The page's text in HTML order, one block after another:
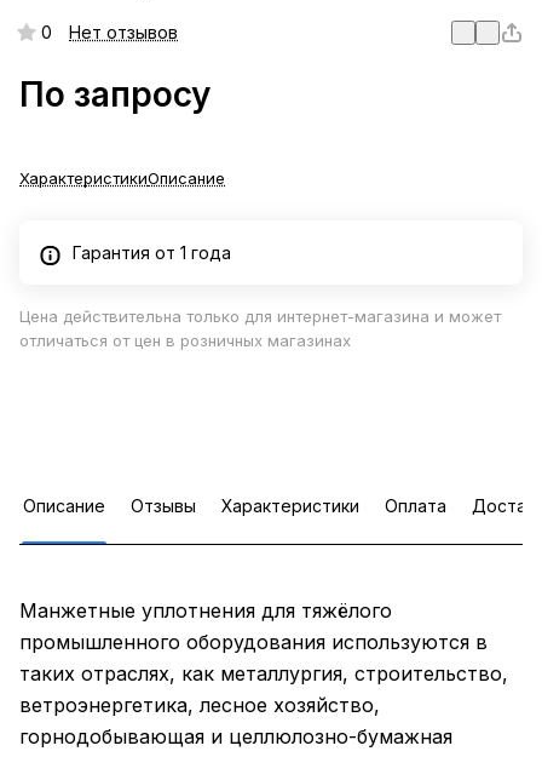
0 Нет отзывов
По запросу
ХарактеристикиОписание
Гарантия от 1 года
Цена действительна только для интернет-магазина и может
отличаться от цен в розничных магазинах
Описание Отзывы Характеристики Оплата
Манжетные уплотнения для тяжёлого
промышленного оборудования используются в
таких отраслях, как металлургия, строительство,
ветроэнергетика, лесное хозяйство,
горнодобывающая и целлюлозно-бумажная